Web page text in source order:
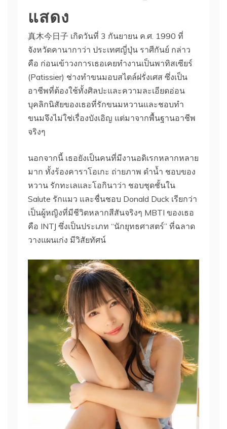
แสดง
真木今日子 เกิดวันที่ 3 กันยายน ค.ศ. 1990 ที่
จังหวัดคานากาว่า ประเทศญี่ปุ่น ราศีกันย์ กล่าว
คือ ก่อนเข้าวงการเธอเคยทำงานเป็นพาทิสเซียร์
(Patissier) ช่างทำขนมอบสไตล์ฝรั่งเศส ซึ่งเป็น
อาชีพที่ต้องใช้ทั้งศิลปะและความละเอียดอ่อน
บุคลิกนิสัยของเธอที่รักขนมหวานและชอบทำ
ขนมจึงไม่ใช่เรื่องบังเอิญ แต่มาจากพื้นฐานอาชีพ
จริงๆ
นอกจากนี้ เธอยังเป็นคนที่มีงานอดิเรกหลากหลาย
มาก ทั้งร้องคาราโอเกะ ถ่ายภาพ ดำน้ำ ชอบของ
หวาน รักทะเลและโอกินาว่า ชอบชุดชั้นใน
Salute รักแมว และชื่นชอบ Donald Duck เรียกว่า
เป็นผู้หญิงที่มีชีวิตหลากสีสันจริงๆ MBTI ของเธอ
คือ INTJ ซึ่งเป็นประเภท “นักยุทธศาสตร์” ที่ฉลาด
วางแผนเก่ง มีวิสัยทัศน์